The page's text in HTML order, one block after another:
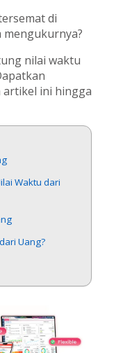
di
mengukurnya?
nilai waktu
artikel ini hingga
Waktu dari
Uang?